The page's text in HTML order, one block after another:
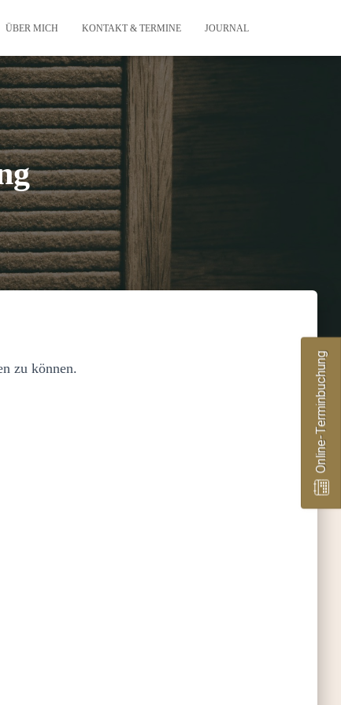
ÜBER MICH KONTAKT & TERMINE JOURNAL
zu können. Online-Terminbuchung